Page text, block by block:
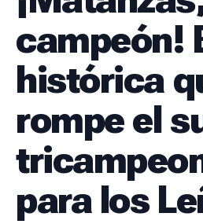
SIGUIENDO A LOS CUBANOS
CALENDARIO
POSICIONES
POSTEMPORADA
POSICIONES
SUBVALORADOS DEL BÉISBOL
SERIES NACIONALES
EVENTOS INTERNACIONALES
campeón!
histórica
rompe el
para los